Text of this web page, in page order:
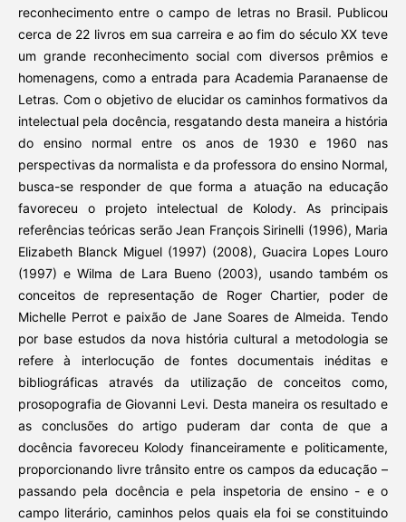
reconhecimento entre o campo de letras no Brasil. Publicou
cerca de 22 livros em sua carreira e ao fim do século XX teve
um grande reconhecimento social com diversos prêmios e
homenagens, como a entrada para Academia Paranaense de
Letras. Com o objetivo de elucidar os caminhos formativos da
intelectual pela docência, resgatando desta maneira a história
do ensino normal entre os anos de 1930 e 1960 nas
perspectivas da normalista e da professora do ensino Normal,
busca-se responder de que forma a atuação na educação
favoreceu o projeto intelectual de Kolody. As principais
referências teóricas serão Jean François Sirinelli (1996), Maria
Elizabeth Blanck Miguel (1997) (2008), Guacira Lopes Louro
(1997) e Wilma de Lara Bueno (2003), usando também os
conceitos de representação de Roger Chartier, poder de
Michelle Perrot e paixão de Jane Soares de Almeida. Tendo
por base estudos da nova história cultural a metodologia se
refere à interlocução de fontes documentais inéditas e
bibliográficas através da utilização de conceitos como,
prosopografia de Giovanni Levi. Desta maneira os resultado e
as conclusões do artigo puderam dar conta de que a
docência favoreceu Kolody financeiramente e politicamente,
proporcionando livre trânsito entre os campos da educação –
passando pela docência e pela inspetoria de ensino - e o
campo literário, caminhos pelos quais ela foi se constituindo